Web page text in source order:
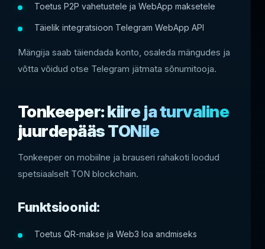
Toetus P2P vahetustele ja WebApp maksetele
Täielik integratsioon Telegram WebApp API
Mängija saab täiendada konto, osaleda mängudes ja
võtta võidud otse Telegram jätmata sõnumitooja.
Tonkeeper: kiire ja turvaline
juurdepääs TONile
Tonkeeper on mobiilne ja brauseri rahakoti loodud
spetsiaalselt TON blockchain.
Funktsioonid:
Toetus QR-makse ja Web3 loa andmiseks